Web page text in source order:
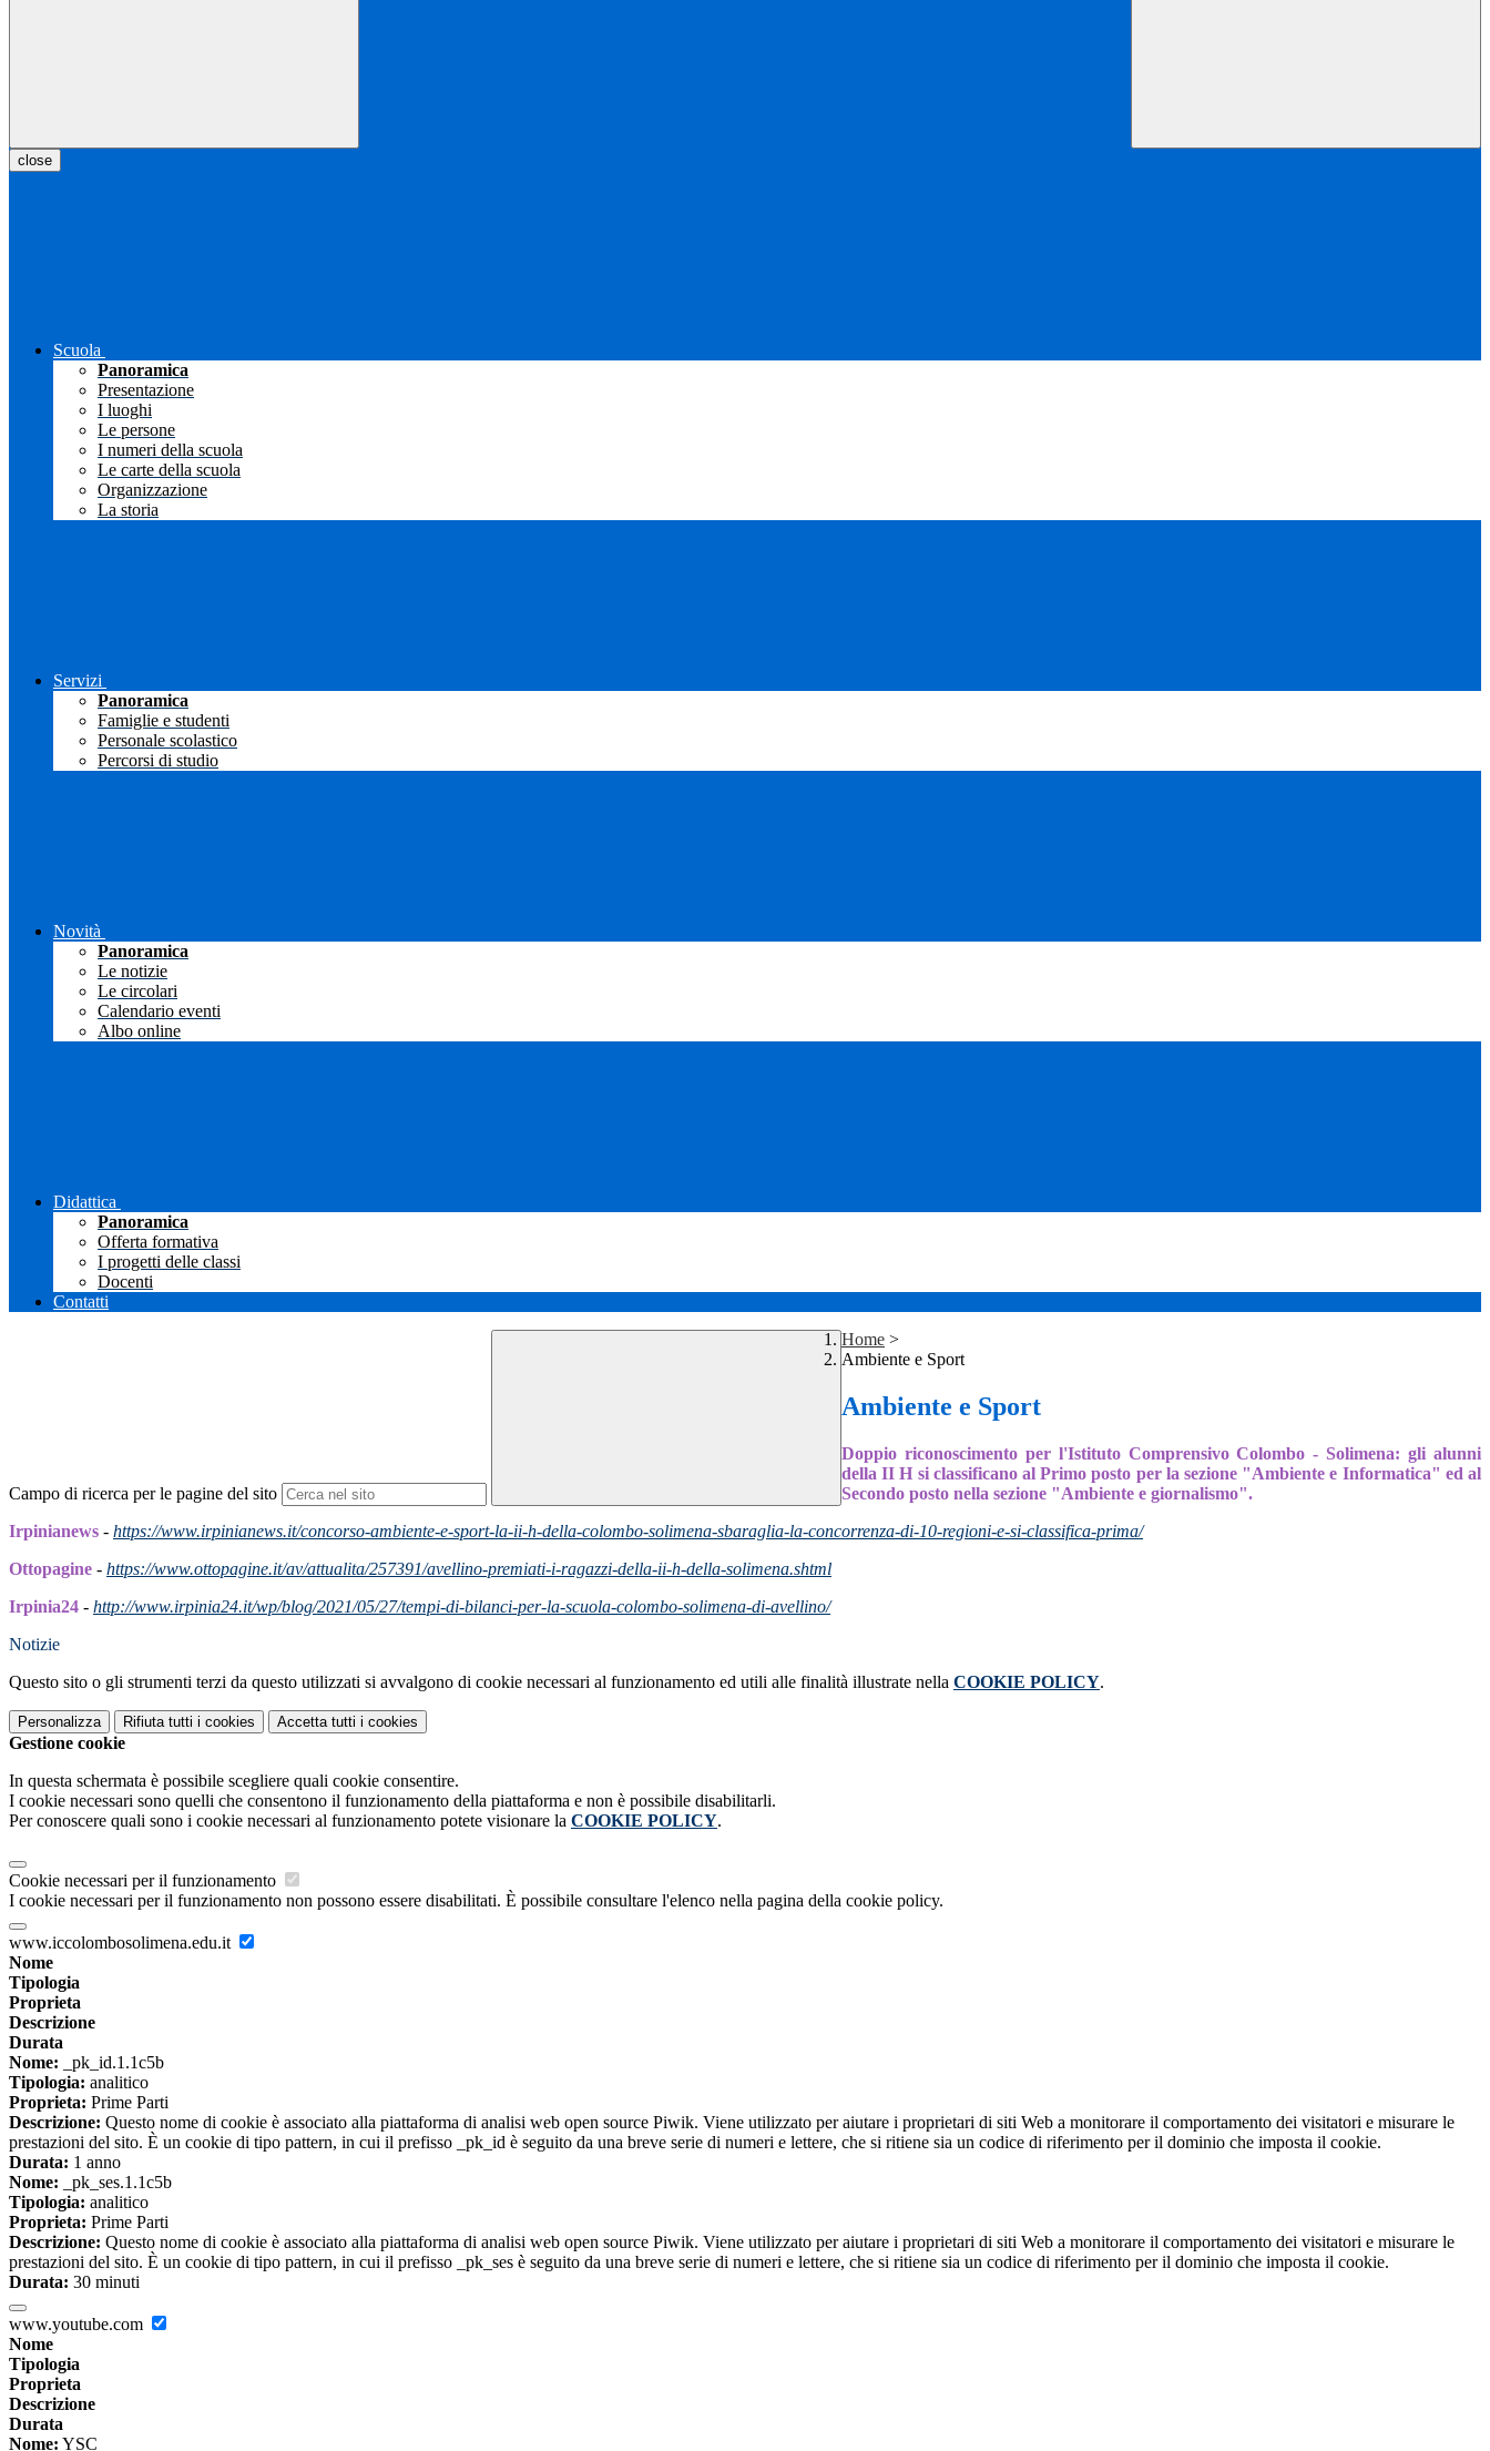
close
Scuola
Panoramica
Presentazione
I luoghi
Le persone
I numeri della scuola
Le carte della scuola
Organizzazione
La storia
Servizi
Panoramica
Famiglie e studenti
Personale scolastico
Percorsi di studio
Novità
Panoramica
Le notizie
Le circolari
Calendario eventi
Albo online
Didattica
Panoramica
Offerta formativa
I progetti delle classi
Docenti
Contatti
Campo di ricerca per le pagine del sito
Home >
Ambiente e Sport
Ambiente e Sport
Doppio riconoscimento per l'Istituto Comprensivo Colombo - Solimena: gli alunni
della II H si classificano al Primo posto per la sezione "Ambiente e Informatica" ed al
Secondo posto nella sezione "Ambiente e giornalismo".
Irpinianews - https://www.irpinianews.it/concorso-ambiente-e-sport-la-ii-h-della-colombo-solimena-sbaraglia-la-concorrenza-di-10-regioni-e-si-classifica-prima/
Ottopagine - https://www.ottopagine.it/av/attualita/257391/avellino-premiati-i-ragazzi-della-ii-h-della-solimena.shtml
Irpinia24 - http://www.irpinia24.it/wp/blog/2021/05/27/tempi-di-bilanci-per-la-scuola-colombo-solimena-di-avellino/
Notizie
Questo sito o gli strumenti terzi da questo utilizzati si avvalgono di cookie necessari al funzionamento ed utili alle finalità illustrate nella COOKIE POLICY.
Personalizza Rifiuta tutti i cookies Accetta tutti i cookies
Gestione cookie
In questa schermata è possibile scegliere quali cookie consentire.
I cookie necessari sono quelli che consentono il funzionamento della piattaforma e non è possibile disabilitarli.
Per conoscere quali sono i cookie necessari al funzionamento potete visionare la COOKIE POLICY.
Cookie necessari per il funzionamento
I cookie necessari per il funzionamento non possono essere disabilitati. È possibile consultare l'elenco nella pagina della cookie policy.
www.iccolombosolimena.edu.it
Nome
Tipologia
Proprieta
Descrizione
Durata
Nome: _pk_id.1.1c5b
Tipologia: analitico
Proprieta: Prime Parti
Descrizione: Questo nome di cookie è associato alla piattaforma di analisi web open source Piwik. Viene utilizzato per aiutare i proprietari di siti Web a monitorare il comportamento dei visitatori e misurare le
prestazioni del sito. È un cookie di tipo pattern, in cui il prefisso _pk_id è seguito da una breve serie di numeri e lettere, che si ritiene sia un codice di riferimento per il dominio che imposta il cookie.
Durata: 1 anno
Nome: _pk_ses.1.1c5b
Tipologia: analitico
Proprieta: Prime Parti
Descrizione: Questo nome di cookie è associato alla piattaforma di analisi web open source Piwik. Viene utilizzato per aiutare i proprietari di siti Web a monitorare il comportamento dei visitatori e misurare le
prestazioni del sito. È un cookie di tipo pattern, in cui il prefisso _pk_ses è seguito da una breve serie di numeri e lettere, che si ritiene sia un codice di riferimento per il dominio che imposta il cookie.
Durata: 30 minuti
www.youtube.com
Nome
Tipologia
Proprieta
Descrizione
Durata
Nome: YSC